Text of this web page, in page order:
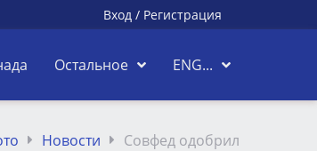
Вход / Регистрация
Остальное ENG...
Новости
Совфед одобрил